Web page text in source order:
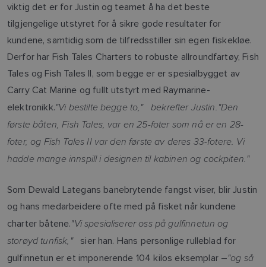
viktig det er for Justin og teamet å ha det beste
tilgjengelige utstyret for å sikre gode resultater for
kundene, samtidig som de tilfredsstiller sin egen fiskekløe.
Derfor har Fish Tales Charters to robuste allroundfartøy, Fish
Tales og Fish Tales II, som begge er er spesialbygget av
Carry Cat Marine og fullt utstyrt med Raymarine-
elektronikk."Vi bestilte begge to," bekrefter Justin."Den
første båten, Fish Tales, var en 25-foter som nå er en 28-
foter, og Fish Tales II var den første av deres 33-fotere. Vi
hadde mange innspill i designen til kabinen og cockpiten."
Som Dewald Lategans banebrytende fangst viser, blir Justin
og hans medarbeidere ofte med på fisket når kundene
charter båtene."Vi spesialiserer oss på gulfinnetun og
storøyd tunfisk,"sier han. Hans personlige rulleblad for
gulfinnetun er et imponerende 104 kilos eksemplar –"og så